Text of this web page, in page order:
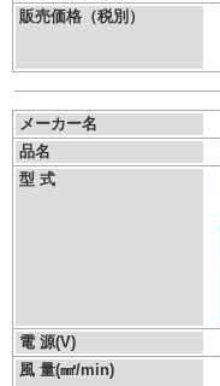
販売価格（税別）
メーカー名
品名
型 式
電 源(V)
風 量(㎣/min)